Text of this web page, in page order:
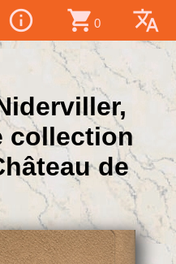
info_outline shopping_cart 0 translate
collection
de